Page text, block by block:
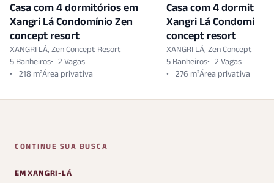
Casa com 4 dormitórios em
Xangri Lá Condomínio Zen
concept resort
XANGRI LÁ, Zen Concept Resort
5 Banheiros
2 Vagas
218 m²
Casa com 4
Xangri Lá Condomínio
concept resort
XANGRI LÁ, Zen Concept
5 Banheiros
2 Vagas
276 m²
CONTINUE SUA BUSCA
EM XANGRI-LÁ